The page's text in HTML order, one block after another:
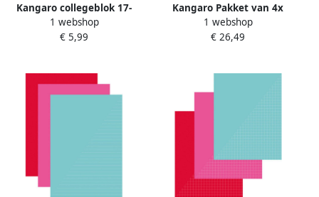
Kangaro collegeblok 17-
gaats gelinieerd A5 papier
wit 80 pagina&apos;s
1 webshop
€ 5,99
Kangaro Pakket van 4x
stuks schoolschriften A4
harde kaft gelinieerd zwart
1 webshop
€ 26,49